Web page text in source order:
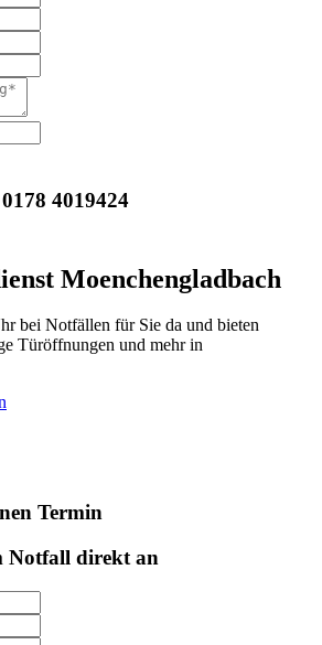
0178 4019424
Moenchengladbach
bei Notfällen für Sie da und bieten
Türöffnungen und mehr in
Termin
Notfall direkt an